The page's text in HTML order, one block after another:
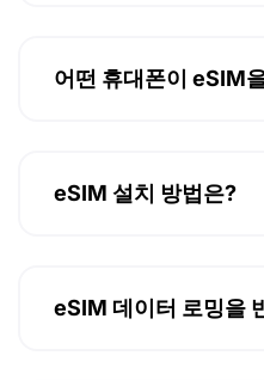
어떤 휴대폰이 eSIM
eSIM 설치 방법은?
eSIM 데이터 로밍을